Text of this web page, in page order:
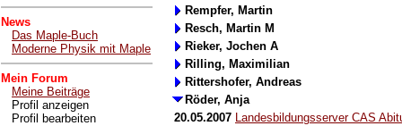
News
Das Maple-Buch
Moderne Physik mit Maple
Mein Forum
Meine Beiträge
Profil anzeigen
Profil bearbeiten
Rempfer, Martin
Resch, Martin M
Rieker, Jochen A
Rilling, Maximilian
Rittershofer, Andreas
Röder, Anja
20.05.2007 Landesbildungsserver CAS